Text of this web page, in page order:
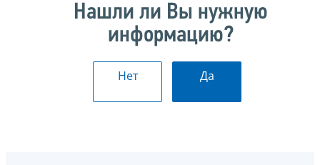
Нашли ли Вы нужную
информацию?
Нет Да